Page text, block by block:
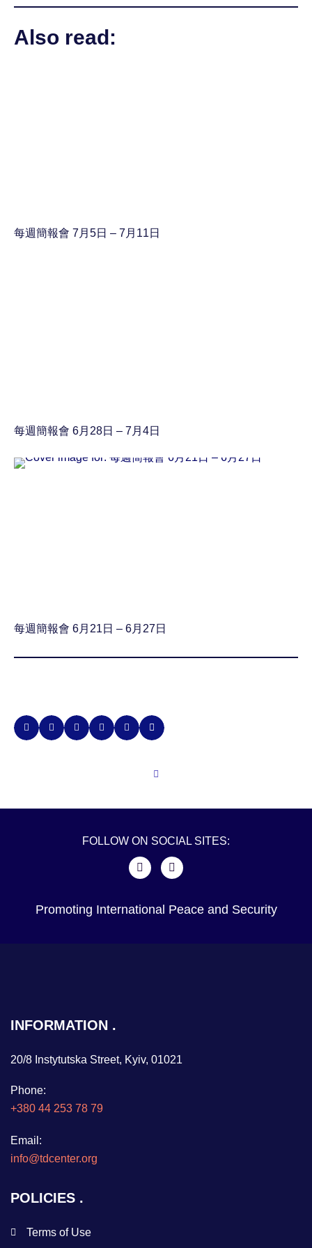
Also read:
每週簡報會 7月5日 – 7月11日
每週簡報會 6月28日 – 7月4日
每週簡報會 6月21日 – 6月27日
FOLLOW ON SOCIAL SITES:
Promoting International Peace and Security
INFORMATION
20/8 Instytutska Street, Kyiv, 01021
Phone:
+380 44 253 78 79
Email:
info@tdcenter.org
POLICIES
Terms of Use